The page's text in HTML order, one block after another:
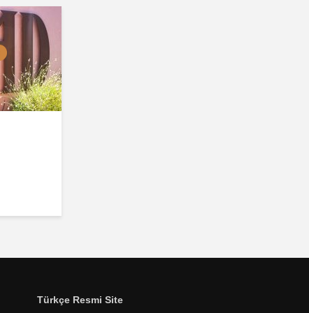
Türkçe Resmi Site